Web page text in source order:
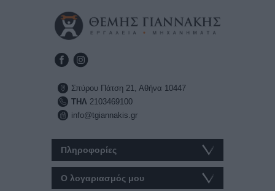
Πληροφορίες
Ο λογαριασμός μου
Σπύρου Πάτση 21, Αθήνα 10447
ΤΗΛ2103469100
info@tgiannakis.gr